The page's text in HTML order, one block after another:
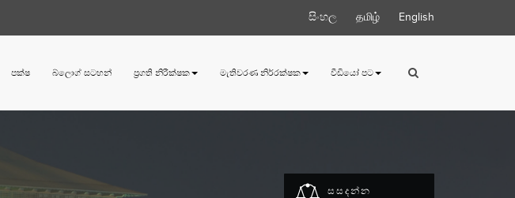
සිංහල தமிழ் English
පක්ෂ බ්ලොග් සටහන් ප්‍රගති නිරීක්ෂක මැතිවරණ නිර්‍රක්ෂක වීඩියෝ පට
සසදන්න